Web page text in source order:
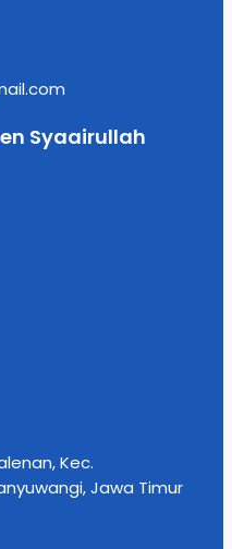
Syaairullah
Kec.
Jawa Timur